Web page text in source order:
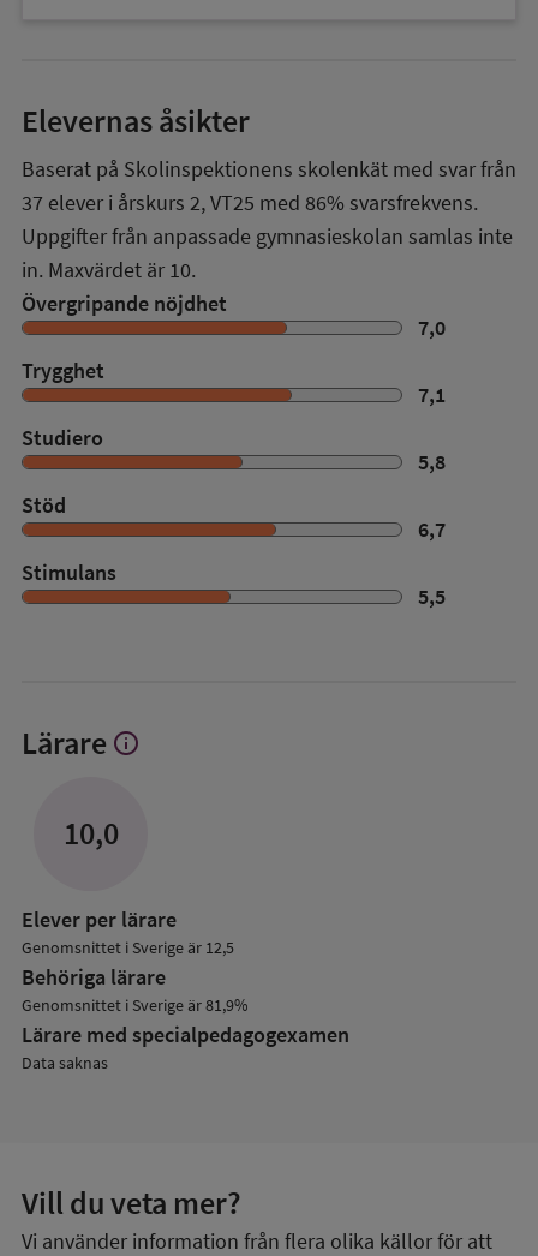
Elevernas åsikter
Baserat på Skolinspektionens skolenkät med svar från
37 elever i årskurs 2,VT25 med 86% svarsfrekvens.
Uppgifter från anpassade gymnasieskolan samlas inte
in. Maxvärdet är 10.
Övergripande nöjdhet
7,0
Trygghet
7,1
Studiero
5,8
Stöd
6,7
Stimulans
5,5
Lärare Visa
info
10,0
Elever per lärare
Genomsnittet i Sverige är 12,5
Behöriga lärare
Genomsnittet i Sverige är 81,9%
Lärare med specialpedagog­examen
Data saknas
Vill du veta mer?
Vi använder information från flera olika källor för att